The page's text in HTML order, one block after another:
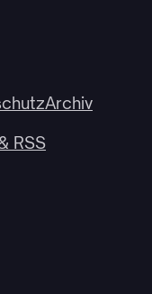
Archiv
RSS